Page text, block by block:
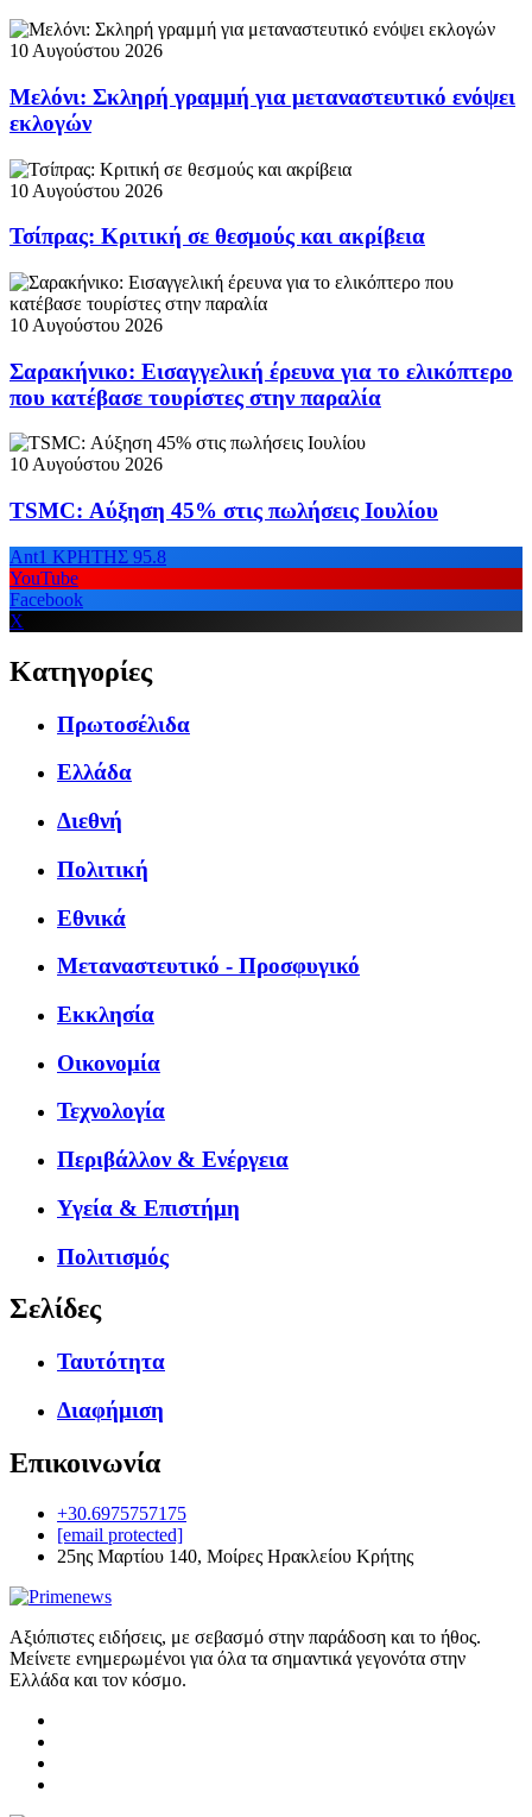
10 Αυγούστου 2026
Μελόνι: Σκληρή γραμμή για μεταναστευτικό ενόψει
εκλογών
10 Αυγούστου 2026
Τσίπρας: Κριτική σε θεσμούς και ακρίβεια
10 Αυγούστου 2026
Σαρακήνικο: Εισαγγελική έρευνα για το ελικόπτερο
που κατέβασε τουρίστες στην παραλία
10 Αυγούστου 2026
TSMC: Αύξηση 45% στις πωλήσεις Ιουλίου
Ant1 ΚΡΗΤΗΣ 95.8
YouTube
Facebook
X
Κατηγορίες
Πρωτοσέλιδα
Ελλάδα
Διεθνή
Πολιτική
Εθνικά
Μεταναστευτικό - Προσφυγικό
Εκκλησία
Οικονομία
Τεχνολογία
Περιβάλλον & Ενέργεια
Υγεία & Επιστήμη
Πολιτισμός
Σελίδες
Ταυτότητα
Διαφήμιση
Επικοινωνία
+30.6975757175
[email protected]
25ης Μαρτίου 140, Μοίρες Ηρακλείου Κρήτης
Αξιόπιστες ειδήσεις, με σεβασμό στην παράδοση και το ήθος.
Μείνετε ενημερωμένοι για όλα τα σημαντικά γεγονότα στην
Ελλάδα και τον κόσμο.